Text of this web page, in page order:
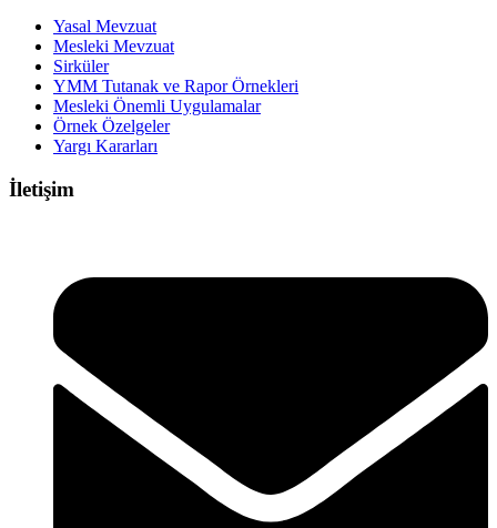
Yasal Mevzuat
Mesleki Mevzuat
Sirküler
YMM Tutanak ve Rapor Örnekleri
Mesleki Önemli Uygulamalar
Örnek Özelgeler
Yargı Kararları
İletişim